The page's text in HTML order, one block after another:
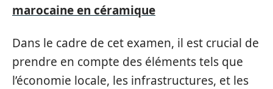
marocaine en céramique
Dans le cadre de cet examen, il est crucial de
prendre en compte des éléments tels que
l’économie locale, les infrastructures, et les